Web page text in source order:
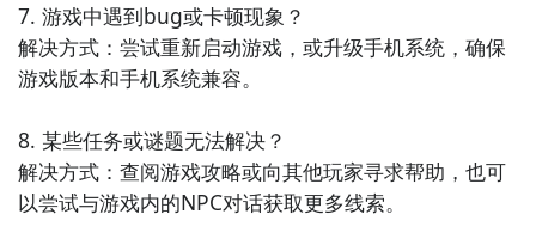
7. 游戏中遇到bug或卡顿现象？
解决方式：尝试重新启动游戏，或升级手机系统，确保
游戏版本和手机系统兼容。
8. 某些任务或谜题无法解决？
解决方式：查阅游戏攻略或向其他玩家寻求帮助，也可
以尝试与游戏内的NPC对话获取更多线索。